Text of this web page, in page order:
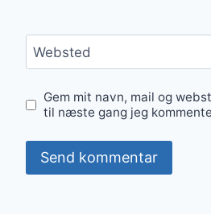
Websted
Gem mit navn, mail og
til næste gang jeg